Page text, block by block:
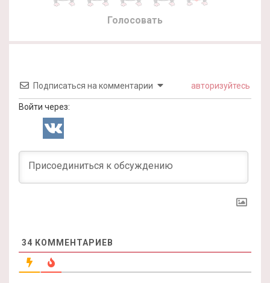
Голосовать
Подписаться на комментарии авторизуйтесь
Войти через:
34 КОММЕНТАРИЕВ